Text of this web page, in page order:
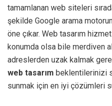
tamamlanan web siteleri
şekilde Google arama
öne çıkar. Web tasarım
konumda olsa bile merdiven
adreslerden uzak kalmak
web tasarım beklentilerinizi
sunmak için en iyi çözümleri